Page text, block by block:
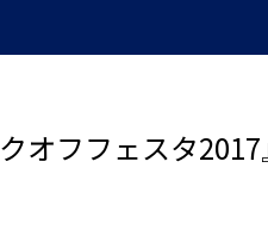
オフフェスタ